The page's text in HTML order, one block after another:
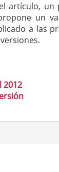
artículo,
un
a las
2012